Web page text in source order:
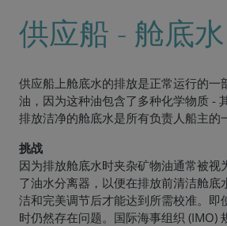
供应船 - 舱底水
供应船上舱底水的排放是正常运行的
油，因为这种油包含了多种化学物质 -
排放洁净的舱底水是所有负责人船主的
挑战
因为排放舱底水时夹杂矿物油通常被
了油水分离器，以便在排放前清洁舱
洁和完美调节后才能达到所需校准。
时仍然存在问题。国际海事组织 (IMO)